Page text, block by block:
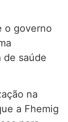
o governo
de saúde
na
a Fhemig